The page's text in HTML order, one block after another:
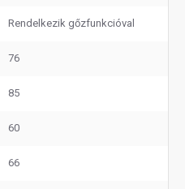
Rendelkezik gőzfunkcióval
76
85
60
66